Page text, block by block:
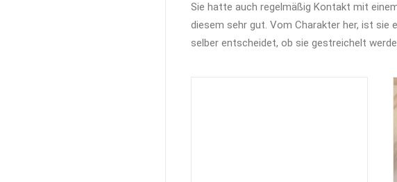
Sie hatte auch regelmäßig Kontakt mit
diesem sehr gut. Vom Charakter her, ist sie
selber entscheidet, ob sie gestreichelt